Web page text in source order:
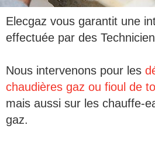
Elecgaz vous garantit une
effectuée par des
Nous intervenons pour les d
chaudières gaz ou fioul de
mais aussi sur les chauffe-
gaz.